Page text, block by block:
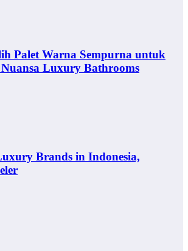
Palet Warna Sempurna untuk
Luxury Bathrooms
Brands in Indonesia,